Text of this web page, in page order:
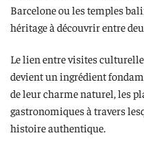
Barcelone ou les temples
héritage à découvrir entre
Le lien entre visites
devient un ingrédient
de leur charme naturel, les
gastronomiques à travers
histoire authentique.